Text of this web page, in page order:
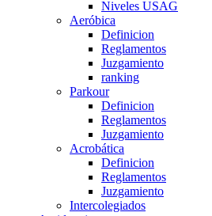
Niveles USAG
Aeróbica
Definicion
Reglamentos
Juzgamiento
ranking
Parkour
Definicion
Reglamentos
Juzgamiento
Acrobática
Definicion
Reglamentos
Juzgamiento
Intercolegiados